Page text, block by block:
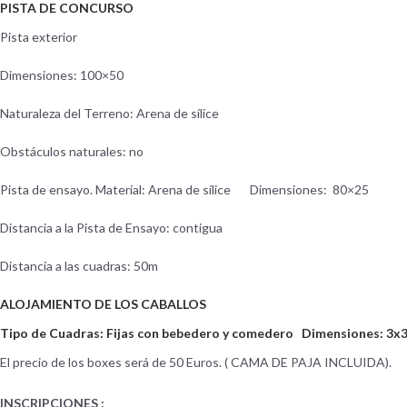
PISTA DE CONCURSO
Pista exterior
Dimensiones: 100×50
Naturaleza del Terreno: Arena de sílice
Obstáculos naturales: no
Pista de ensayo. Material: Arena de sílice Dimensiones: 80×25
Distancia a la Pista de Ensayo: contigua
Distancia a las cuadras: 50m
ALOJAMIENTO DE LOS CABALLOS
Tipo de Cuadras: Fijas con bebedero y comedero Dimensiones:
El precio de los boxes será de 50 Euros. ( CAMA DE PAJA INCLUIDA).
INSCRIPCIONES :